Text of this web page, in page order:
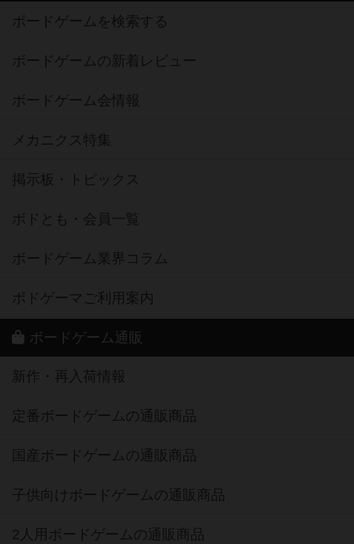
ボードゲームを検索する
ボードゲームの新着レビュー
ボードゲーム会情報
メカニクス特集
掲示板・トピックス
ボドとも・会員一覧
ボードゲーム業界コラム
ボドゲーマご利用案内
ボードゲーム通販
新作・再入荷情報
定番ボードゲームの通販商品
国産ボードゲームの通販商品
子供向けボードゲームの通販商品
2人用ボードゲームの通販商品